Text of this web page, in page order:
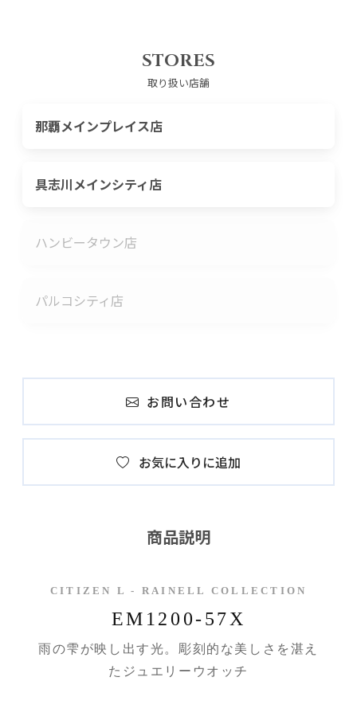
STORES
取り扱い店舗
那覇メインプレイス店
具志川メインシティ店
ハンビータウン店
パルコシティ店
お問い合わせ
お気に入りに追加
商品説明
CITIZEN L - RAINELL COLLECTION
EM1200-57X
雨の雫が映し出す光。彫刻的な美しさを湛え
たジュエリーウオッチ